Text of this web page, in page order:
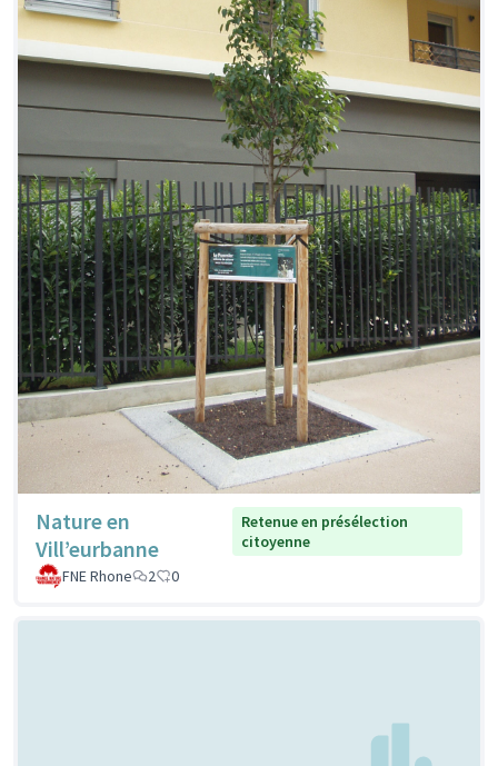
Nature en
Vill’eurbanne
Retenue en présélection
citoyenne
FNE Rhone
2 0